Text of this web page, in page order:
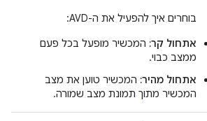
בוחרים איך להפעיל את ה-AVD:
אתחול קר: המכשיר מופעל בכל פעם
ממצב כבוי.
אתחול מהיר: המכשיר טוען את מצב
המכשיר מתוך תמונת מצב שמורה.